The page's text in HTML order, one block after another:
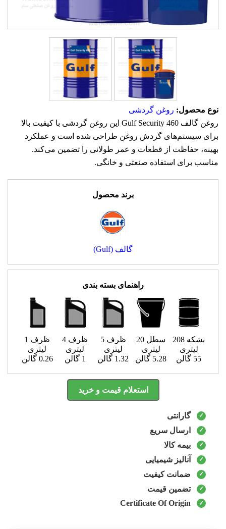
نوع محصول: روغن گردشی
روغن گالف Gulf Security 460 این روغن گردشی با کیفیت بالا
برای سیستم‌های گردش روغن طراحی شده است و عملکرد
بهینه، حفاظت از قطعات و عمر طولانی را تضمین می‌کند.
مناسب برای استفاده صنعتی و خانگی.
برند محصول
گالف (Gulf)
راهنمای بسته بندی
بشکه 208
لیتری
55 گالن
سطل 20
لیتری
5.28 گالن
ظرف 5
لیتری
1.32 گالن
ظرف 4
لیتری
1 گالن
ظرف 1
لیتری
0.26 گالن
استعلام قیمت و خرید
گارانتی
ارسال سریع
بیمه کالا
آنالیز شیمیایی
ضمانت کیفیت
تضمین قیمت
Certificate Of Origin